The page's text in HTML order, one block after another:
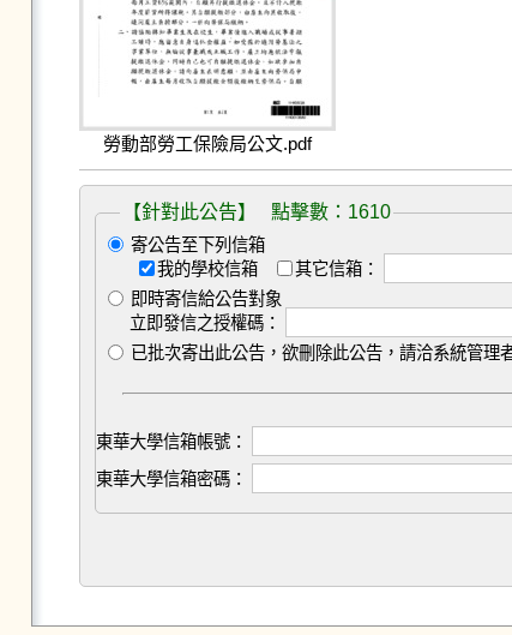
勞動部勞工保險局公文.pdf
【針對此公告】 點擊數：1610
寄公告至下列信箱
我的學校信箱
其它信箱：
即時寄信給公告對象
立即發信之授權碼：
已批次寄出此公告，欲刪除此公告，請洽系統管理
東華大學信箱帳號：
東華大學信箱密碼：